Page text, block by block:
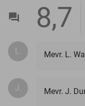
8,7
L. Mevr. L.
J. Mevr. J.